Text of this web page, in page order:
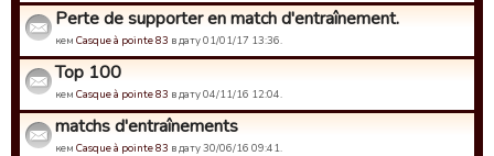
Perte de supporter en match d'entraînement.
кем Casque à pointe 83 в дату 01/01/17 13:36.
Top 100
кем Casque à pointe 83 в дату 04/11/16 12:04.
matchs d'entraînements
кем Casque à pointe 83 в дату 30/06/16 09:41.